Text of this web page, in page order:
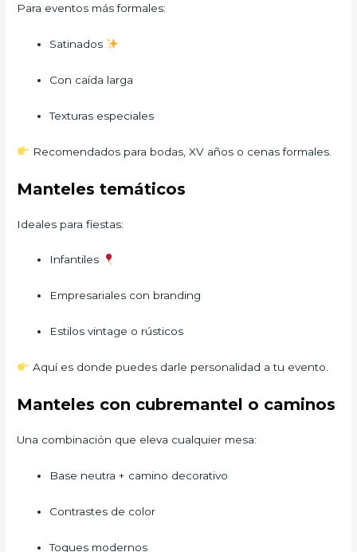
Para eventos más formales:
Satinados
Con caída larga
Texturas especiales
Recomendados para bodas, XV años o cenas formales.
Manteles temáticos
Ideales para fiestas:
Infantiles
Empresariales con branding
Estilos vintage o rústicos
Aquí es donde puedes darle personalidad a tu evento.
Manteles con cubremantel o caminos
Una combinación que eleva cualquier mesa:
Base neutra + camino decorativo
Contrastes de color
Toques modernos